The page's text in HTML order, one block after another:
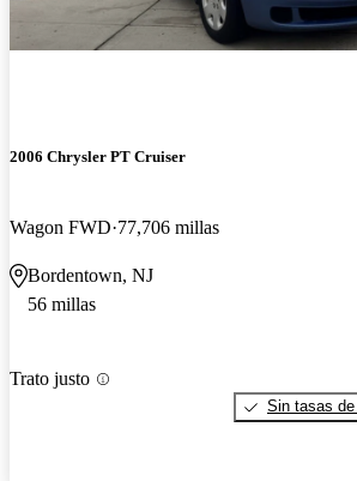
2006 Chrysler PT Cruiser
Wagon FWD 77,706 millas
Bordentown, NJ
56 millas
Trato justo
Sin tasas